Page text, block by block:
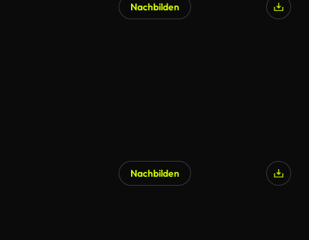
Nachbilden
Nachbilden